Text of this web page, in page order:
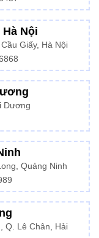
Nội
Giấy, Hà Nội
Dương
Quảng Ninh
Q. Lê Chân, Hải